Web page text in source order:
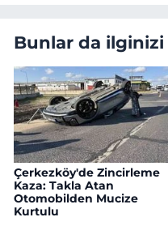
Bunlar da
Çerkezköy'de Zincirleme
Kaza: Takla Atan
Otomobilden Mucize
Kurtulu